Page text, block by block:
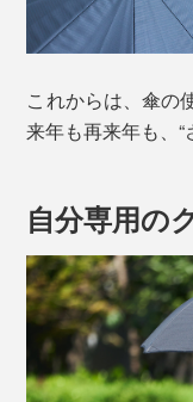
これからは、傘の
来年も再来年も、“
自分専用の